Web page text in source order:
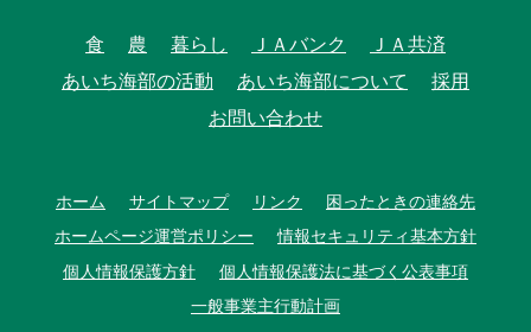
食 農 暮らし ＪＡバンク
ＪＡ共済
あいち海部の活動
あいち海部について
採用
お問い合わせ
ホーム サイトマップ リンク
困ったときの連絡先
ホームページ運営ポリシー
情報セキュリティ基本方針
個人情報保護方針
個人情報保護法に基づく公表事項
一般事業主行動計画